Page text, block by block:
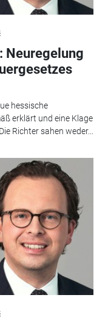
Neuregelung
hessische
erklärt und eine Klage
Richter sahen weder...